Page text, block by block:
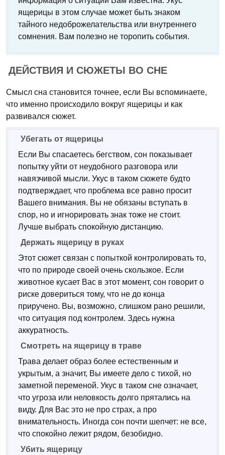
ящерицы в этом случае может быть знаком
тайного недоброжелательства или внутреннего
сомнения. Вам полезно не торопить события.
ДЕЙСТВИЯ И СЮЖЕТЫ ВО СНЕ
Смысл сна становится точнее, если Вы вспоминаете,
что именно происходило вокруг ящерицы и как
развивался сюжет.
Убегать от ящерицы
Если Вы спасаетесь бегством, сон показывает
попытку уйти от неудобного разговора или
навязчивой мысли. Укус в таком сюжете будто
подтверждает, что проблема все равно просит
Вашего внимания. Вы не обязаны вступать в
спор, но и игнорировать знак тоже не стоит.
Лучше выбрать спокойную дистанцию.
Держать ящерицу в руках
Этот сюжет связан с попыткой контролировать то,
что по природе своей очень скользкое. Если
животное кусает Вас в этот момент, сон говорит о
риске довериться тому, что не до конца
приручено. Вы, возможно, слишком рано решили,
что ситуация под контролем. Здесь нужна
аккуратность.
Смотреть на ящерицу в траве
Трава делает образ более естественным и
укрытым, а значит, Вы имеете дело с тихой, но
заметной переменой. Укус в таком сне означает,
что угроза или неловкость долго прятались на
виду. Для Вас это не про страх, а про
внимательность. Иногда сон почти шепчет: не все,
что спокойно лежит рядом, безобидно.
Убить ящерицу